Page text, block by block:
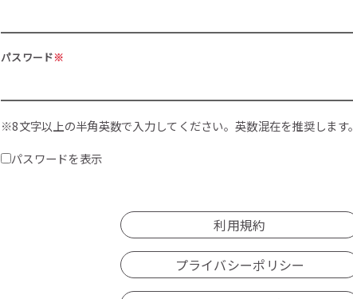
パスワード※
※8文字以上の半角英数で入力してください。英数混在を推奨します。
パスワードを表示
利用規約
プライバシーポリシー